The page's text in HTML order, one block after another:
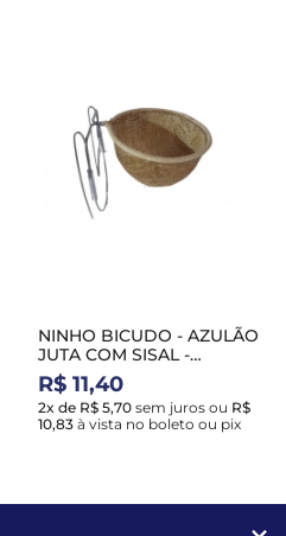
NINHO BICUDO - AZULÃO
JUTA COM SISAL -
HADASSA NH26
R$ 11,40
2x de R$ 5,70 sem juros ou R$
10,83 à vista no boleto ou pix